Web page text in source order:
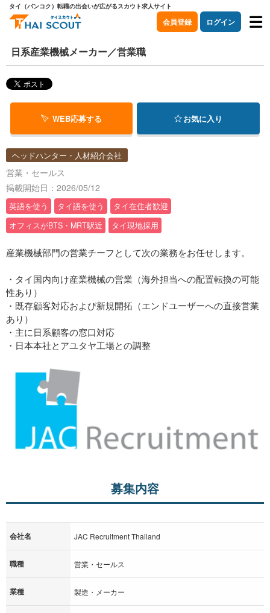
タイ（バンコク）転職の出会いが広がるスカウト求人サイト
会員登録 ログイン
日系産業機械メーカー／営業職
WEB応募する お気に入り
ヘッドハンター・人材紹介会社
営業・セールス
掲載開始日：2026/05/12
英語を使う タイ語を使う
タイ在住者歓迎
オフィスがBTS・MRT駅近
タイ現地採用
産業機械部門の営業チーフとして次の業務をお任せします。
・タイ国内向け産業機械の営業（海外担当への配置転換の可能
性あり）
・既存顧客対応および新規開拓（エンドユーザーへの直接営業
あり）
・主に日系顧客の窓口対応
・日本本社とアユタヤ工場との調整
募集内容
会社名 JAC Recruitment Thailand
職種 営業・セールス
業種 製造・メーカー